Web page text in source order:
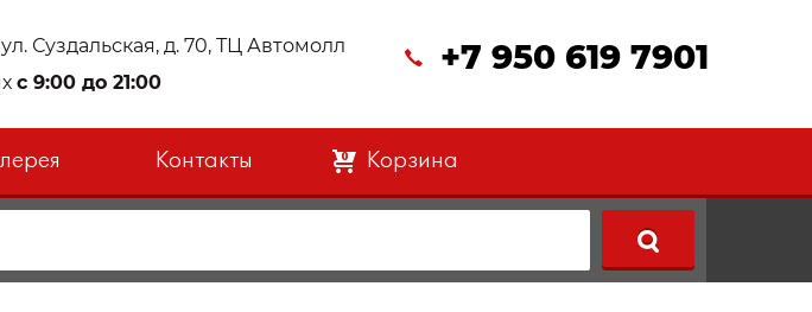
Суздальская, д. 70, ТЦ Автомолл
с 9:00 до 21:00
+7 950 619 7901
Контакты 0 Корзина